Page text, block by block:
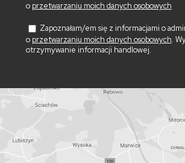
o przetwarzaniu moich danych osobowych
Zapoznałam/em się z informacjami o
o przetwarzaniu moich danych osobowych.
otrzymywanie informacji handlowej.